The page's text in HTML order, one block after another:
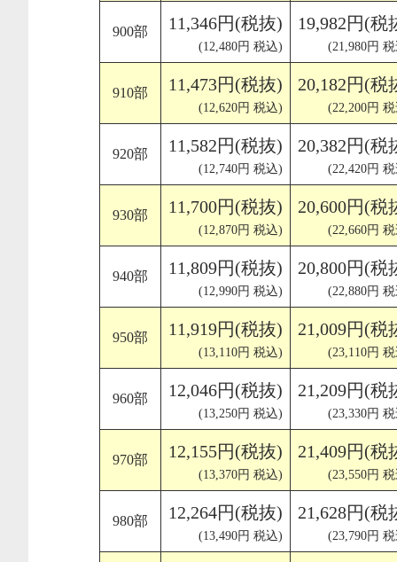
900部 11,346円(税抜)
(12,480円 税込)
19,982円(税
(21,980円
910部 11,473円(税抜)
(12,620円 税込)
20,182円(税
(22,200円
920部 11,582円(税抜)
(12,740円 税込)
20,382円(税
(22,420円
930部 11,700円(税抜)
(12,870円 税込)
20,600円(税
(22,660円
940部 11,809円(税抜)
(12,990円 税込)
20,800円(税
(22,880円
950部 11,919円(税抜)
(13,110円 税込)
21,009円(税
(23,110円
960部 12,046円(税抜)
(13,250円 税込)
21,209円(税
(23,330円
970部 12,155円(税抜)
(13,370円 税込)
21,409円(税
(23,550円
980部 12,264円(税抜)
(13,490円 税込)
21,628円(税
(23,790円